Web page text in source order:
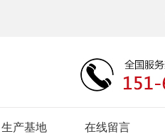
生产基地 在线留言